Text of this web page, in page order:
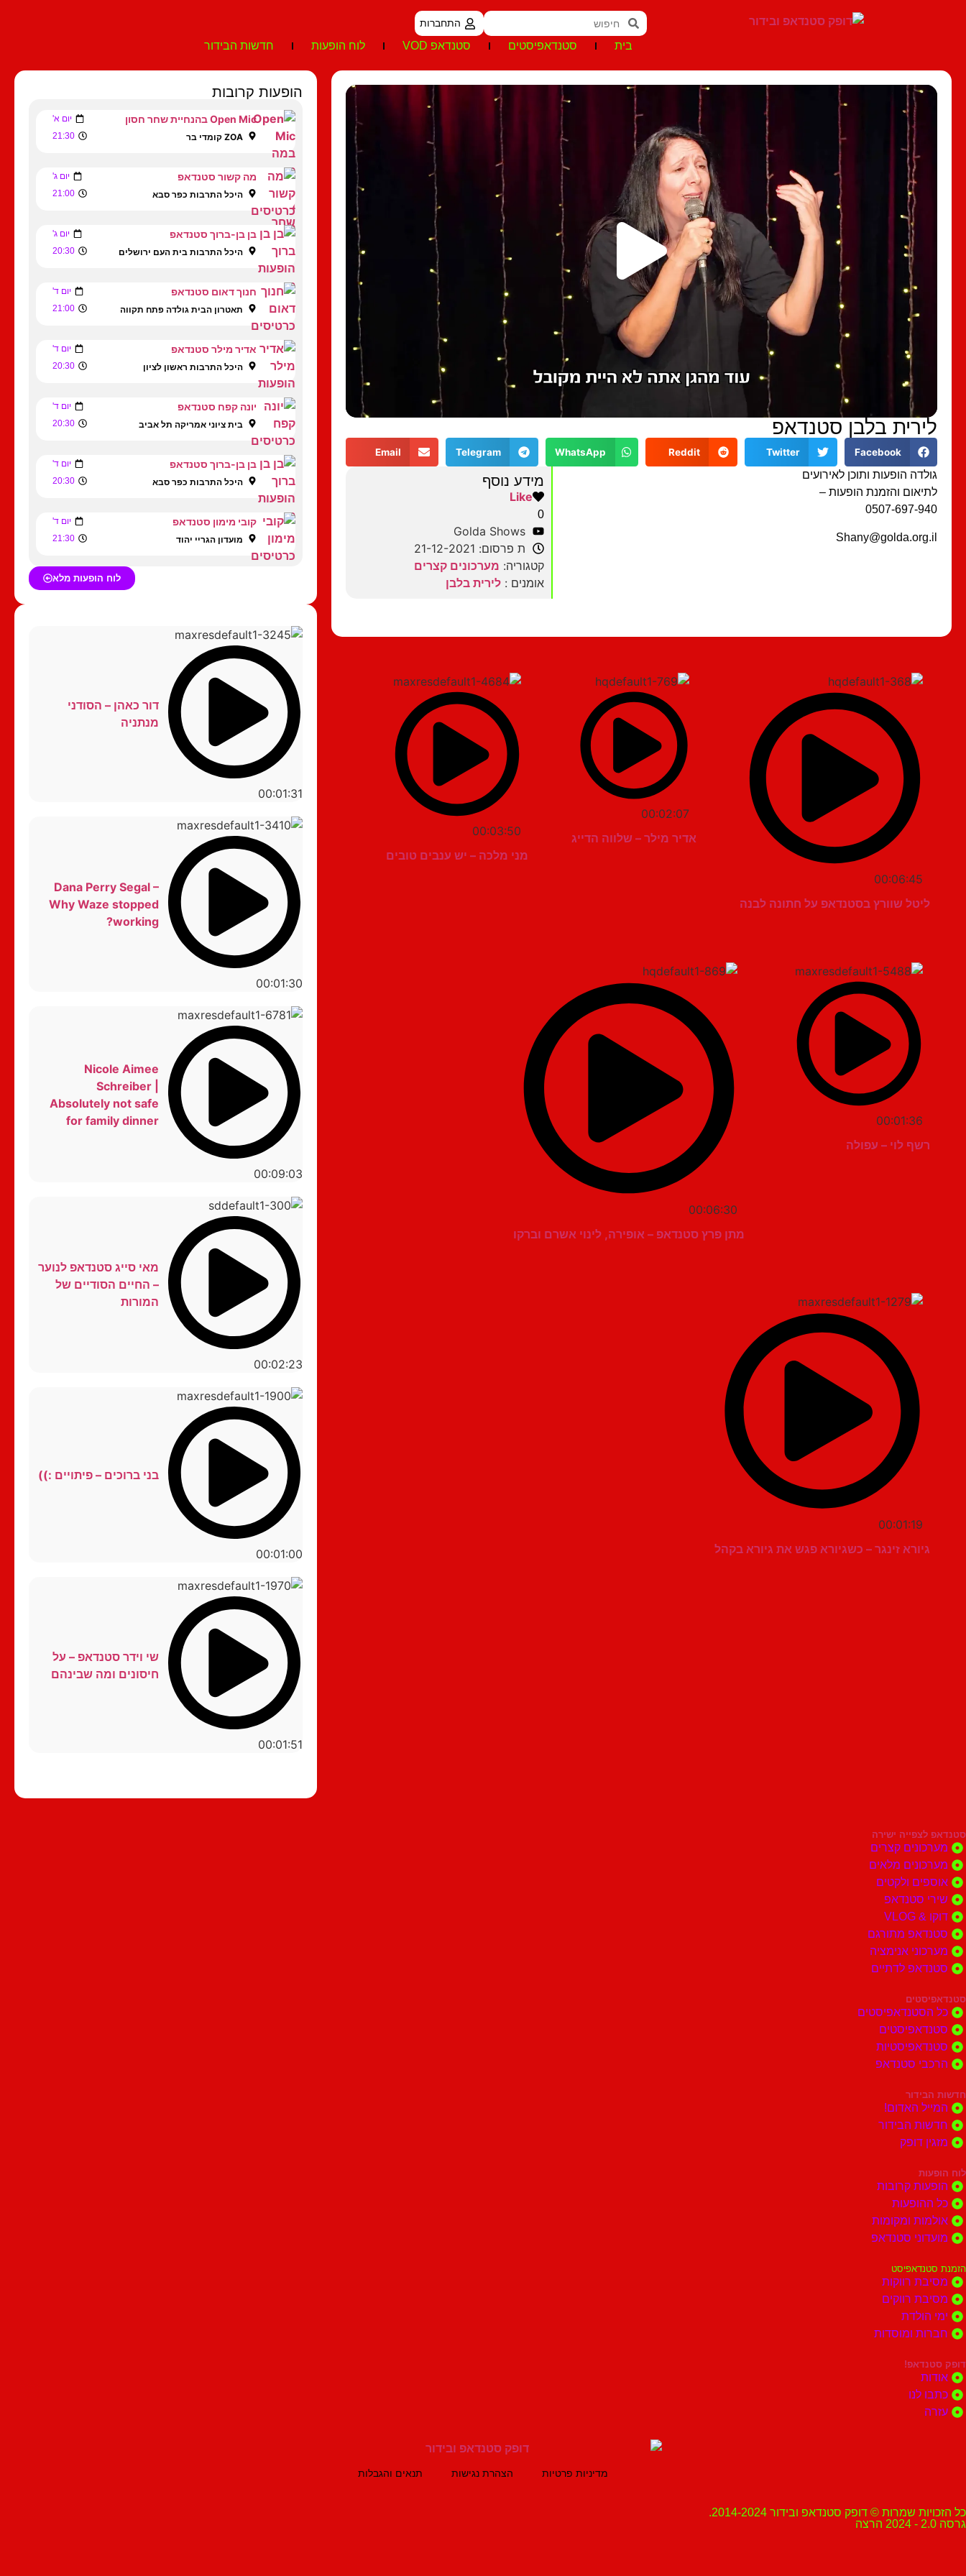
התחברות
בית סטנדאפיסטים סטנדאפ VOD לוח הופעות חדשות הבידור
לירית בלבן סטנדאפ
Facebook
Twitter
Reddit
WhatsApp
Telegram
Email
גולדה הופעות ותוכן לאירועים
לתיאום והזמנת הופעות –
0507-697-940
Shany@golda.org.il
מידע נוסף
Like
0
Golda Shows
ת פרסום: 21-12-2021
קטגוריה: מערכונים קצרים
אומנים : לירית בלבן
00:06:45
ליטל שוורץ בסטנדאפ על חתונה לבנה
00:02:07
אדיר מילר – שלווה הדייג
00:03:50
מני מלכה – יש ענבים טובים
00:01:36
רשף לוי – עפולה
00:06:30
מתן פרץ סטנדאפ – אופירה, לינוי אשרם וברקו
00:01:19
גיורא זינגר – כשגיורא פגש את גיורא בקהל
הופעות קרובות
Open Mic בהנחיית שחר חסון יום א'
ZOA קומדי בר 21:30
מה קשור סטנדאפ יום ג'
היכל התרבות כפר סבא 21:00
בן בן-ברוך סטנדאפ יום ג'
היכל התרבות בית העם ירושלים 20:30
חנוך דאום סטנדאפ יום ד'
תאטרון הבית גולדה פתח תקווה 21:00
אדיר מילר סטנדאפ יום ד'
היכל התרבות ראשון לציון 20:30
יונה קפח סטנדאפ יום ד'
בית ציוני אמריקה תל אביב 20:30
בן בן-ברוך סטנדאפ יום ד'
היכל התרבות כפר סבא 20:30
קובי מימון סטנדאפ יום ד'
מועדון הגריי יהוד 21:30
לוח הופעות מלא
00:01:31
דור כאהן – הסודני
מנתניה
00:01:30
Dana Perry Segal –
Why Waze stopped
working?
00:09:03
Nicole Aimee
Schreiber |
Absolutely not safe
for family dinner
00:02:23
מאי סייג סטנדאפ לנוער
– החיים הסודיים של
המורות
00:01:00
בני ברוכים – פיתויים :))
00:01:51
שי וידר סטנדאפ – על
חיסונים ומה שבינהם
סטנדאפ לצפייה ישירה
מערכונים קצרים
מערכונים מלאים
אוספים ולקטים
שירי סטנדאפ
דוקו & VLOG
סטנדאפ מתורגם
מערכוני אנימציה
סטנדאפ לדתיים
סטנדאפיסטים
כל הסטנדאפיסטים
סטנדאפיסטים
סטנדאפיסטיות
הרכבי סטנדאפ
חדשות הבידור
המייל האדום!
חדשות הבידור
מזגין דופק
לוח הופעות
הופעות קרובות
כל ההופעות
אולמות ומקומות
מועדוני סטנדאפ
הזמנת סטנדאפיסט
מסיבת רווקות
מסיבת רווקים
ימי הולדת
חברות ומוסדות
דופק סטנדאפ!
אודות
כתבו לנו
עזרה
מדיניות פרטיות הצהרת נגישות תנאים והגבלות
כל הזכויות שמרות © דופק סטנדאפ ובידור 2014-2024.
גרסה 2.0 - 2024 הרצה